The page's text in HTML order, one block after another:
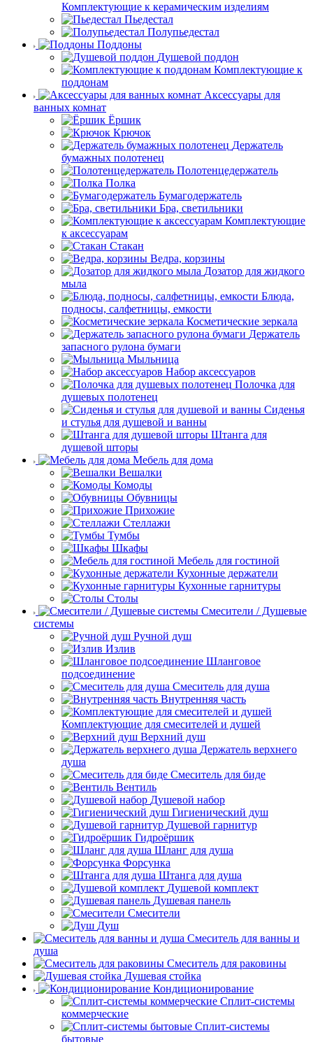
Комплектующие к керамическим изделиям
Пьедестал
Полупьедестал
Поддоны
Душевой поддон
Комплектующие к
поддонам
Аксессуары для
ванных комнат
Ёршик
Крючок
Держатель
бумажных полотенец
Полотенцедержатель
Полка
Бумагодержатель
Бра, светильники
Комплектующие
к аксессуарам
Стакан
Ведра, корзины
Дозатор для жидкого
мыла
Блюда,
подносы, салфетницы, емкости
Косметические зеркала
Держатель
запасного рулона бумаги
Мыльница
Набор аксессуаров
Полочка для
душевых полотенец
Сиденья
и стулья для душевой и ванны
Штанга для
душевой шторы
Мебель для дома
Вешалки
Комоды
Обувницы
Прихожие
Стеллажи
Тумбы
Шкафы
Мебель для гостиной
Кухонные держатели
Кухонные гарнитуры
Столы
Смесители / Душевые
системы
Ручной душ
Излив
Шланговое
подсоединение
Смеситель для душа
Внутренняя часть
Комплектующие для смесителей и душей
Верхний душ
Держатель верхнего
душа
Смеситель для биде
Вентиль
Душевой набор
Гигиенический душ
Душевой гарнитур
Гидроёршик
Шланг для душа
Форсунка
Штанга для душа
Душевой комплект
Душевая панель
Смесители
Душ
Смеситель для ванны и
душа
Смеситель для раковины
Душевая стойка
Кондиционирование
Сплит-системы
коммерческие
Сплит-системы
бытовые